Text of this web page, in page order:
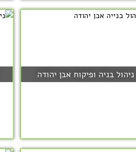
ניהול בניה ופיקוח אבן יהודה